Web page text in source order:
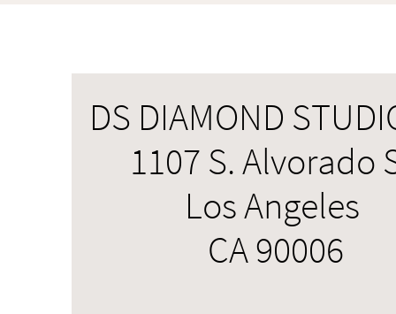
DS DIAMOND
1107 S. Alvorado
Los Angeles
CA 90006